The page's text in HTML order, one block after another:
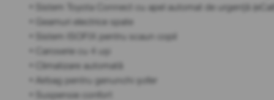
• Sistem Toyota Connect cu apel automat de urgență (eCall)
• Geamuri electrice spate
• Sistem ISOFIX pentru scaun copil
• Caroserie cu 4 uși
• Climatizare automată
• Airbag pentru genunchi șofer
• Suspensie confort